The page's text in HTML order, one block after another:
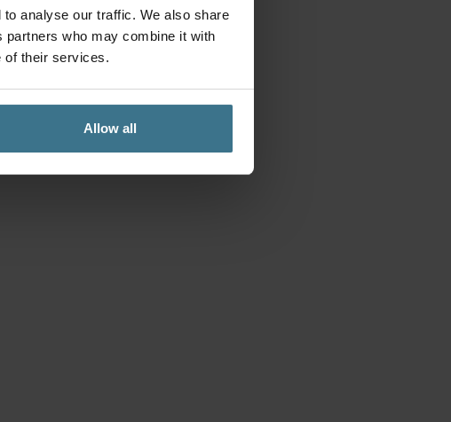
analyse our traffic. We also share
who may combine it with
of their services.
Allow all